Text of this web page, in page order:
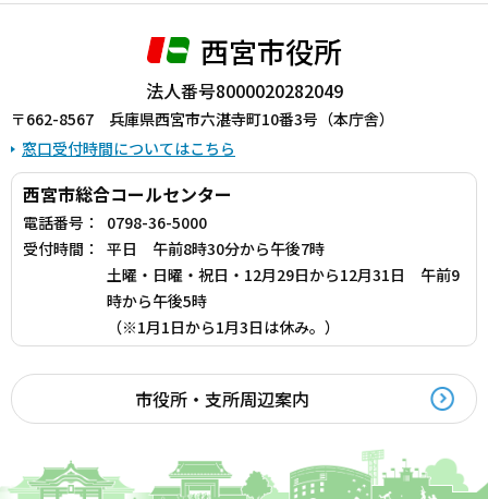
西宮市役所
法人番号8000020282049
〒662-8567 兵庫県西宮市六湛寺町10番3号（本庁舎）
窓口受付時間についてはこちら
西宮市総合コールセンター
電話番号：
0798-36-5000
受付時間：
平日 午前8時30分から午後7時
土曜・日曜・祝日・12月29日から12月31日 午前9
時から午後5時
（※1月1日から1月3日は休み。）
市役所・支所周辺案内